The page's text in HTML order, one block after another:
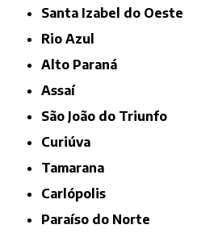
Santa Izabel do Oeste
Rio Azul
Alto Paraná
Assaí
São João do Triunfo
Curiúva
Tamarana
Carlópolis
Paraíso do Norte